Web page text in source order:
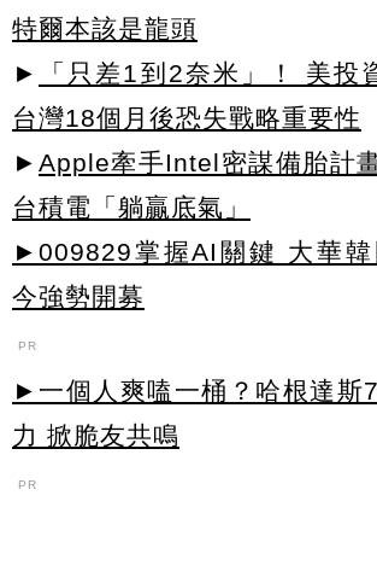
特爾本該是龍頭
►
「只差1到2奈米」！ 美投
台灣18個月後恐失戰略重要性
► Apple牽手Intel密謀備胎計
台積電「躺贏底氣」
►009829掌握AI關鍵 大華韓
今強勢開募
PR
►一個人爽嗑一桶？哈根達斯
力 掀脆友共鳴
PR